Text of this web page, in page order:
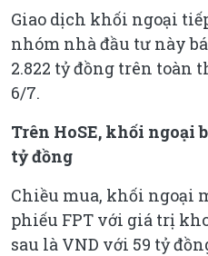
Giao dịch khối ngoại
nhóm nhà đầu tư này
2.822 tỷ đồng trên
6/7.
Trên HoSE, khối ngoại
tỷ đồng
Chiều mua, khối ngoại
phiếu FPT với giá trị
sau là VND với 59 tỷ